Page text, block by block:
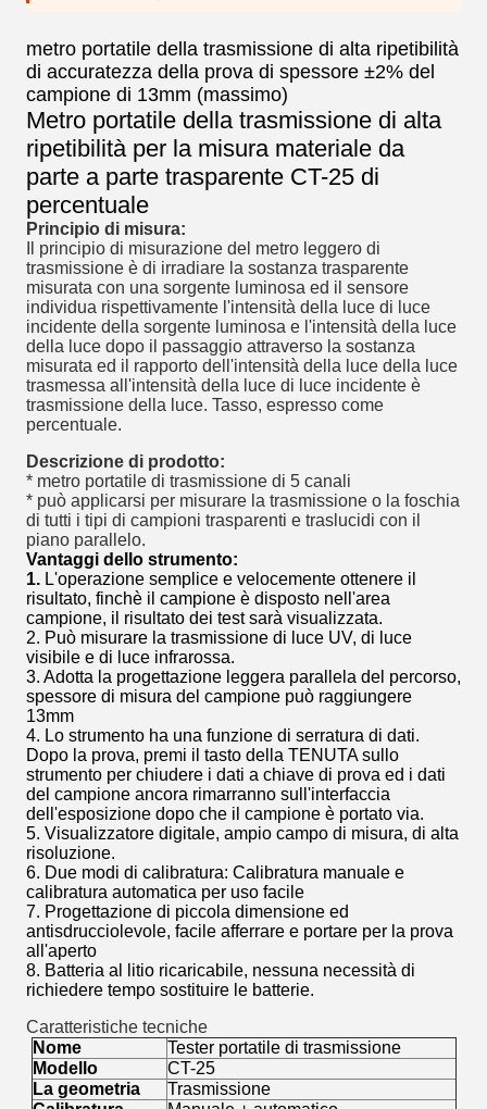
metro portatile della trasmissione di alta ripetibilità
di accuratezza della prova di spessore ±2% del
campione di 13mm (massimo)
Metro portatile della trasmissione di alta
ripetibilità per la misura materiale da
parte a parte trasparente CT-25 di
percentuale
Principio di misura:
Il principio di misurazione del metro leggero di
trasmissione è di irradiare la sostanza trasparente
misurata con una sorgente luminosa ed il sensore
individua rispettivamente l'intensità della luce di luce
incidente della sorgente luminosa e l'intensità della luce
della luce dopo il passaggio attraverso la sostanza
misurata ed il rapporto dell'intensità della luce della luce
trasmessa all'intensità della luce di luce incidente è
trasmissione della luce. Tasso, espresso come
percentuale.
Descrizione di prodotto:
* metro portatile di trasmissione di 5 canali
* può applicarsi per misurare la trasmissione o la foschia
di tutti i tipi di campioni trasparenti e traslucidi con il
piano parallelo.
Vantaggi dello strumento:
1. L'operazione semplice e velocemente ottenere il
risultato, finchè il campione è disposto nell'area
campione, il risultato dei test sarà visualizzata.
2. Può misurare la trasmissione di luce UV, di luce
visibile e di luce infrarossa.
3. Adotta la progettazione leggera parallela del percorso,
spessore di misura del campione può raggiungere
13mm
4. Lo strumento ha una funzione di serratura di dati.
Dopo la prova, premi il tasto della TENUTA sullo
strumento per chiudere i dati a chiave di prova ed i dati
del campione ancora rimarranno sull'interfaccia
dell'esposizione dopo che il campione è portato via.
5. Visualizzatore digitale, ampio campo di misura, di alta
risoluzione.
6. Due modi di calibratura: Calibratura manuale e
calibratura automatica per uso facile
7. Progettazione di piccola dimensione ed
antisdrucciolevole, facile afferrare e portare per la prova
all'aperto
8. Batteria al litio ricaricabile, nessuna necessità di
richiedere tempo sostituire le batterie.
Caratteristiche tecniche
Nome
Tester portatile di trasmissione
Modello
CT-25
La geometria
Trasmissione